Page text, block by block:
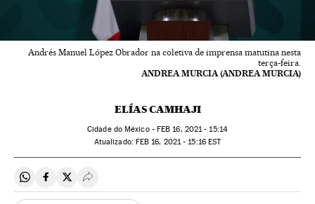
Andrés Manuel López Obrador na coletiva de imprensa matutina nesta
terça-feira.
ANDREA MURCIA (ANDREA MURCIA)
ELÍAS CAMHAJI
Cidade do México - FEB 16, 2021 - 15:14
atualizado: FEB 16, 2021 - 15:16EST
Compartir en Whatsapp
Compartir en Facebook
Compartir en Twitter
Desplegar Redes Sociales